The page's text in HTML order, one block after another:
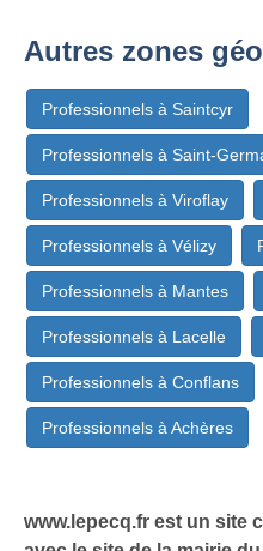
Autres zones
Professionnels à Saintcyr
Professionnels à Saint-
Professionnels à Viroflay
Professionnels à Vélizy
Professionnels à Mantes
Professionnels à Lacelle
Professionnels à Conflans
Professionnels à Achères
www.lepecq.fr est un site